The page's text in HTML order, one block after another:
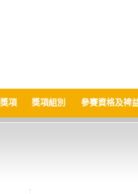
項 獎項組別 參賽資格及裨